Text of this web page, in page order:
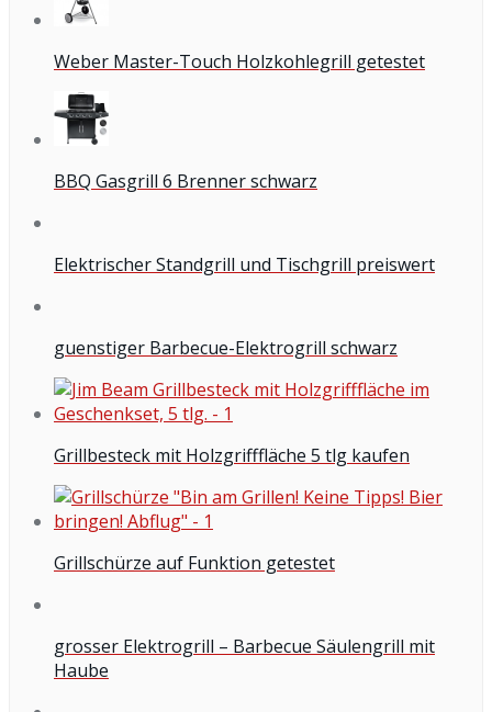
Weber Master-Touch Holzkohlegrill getestet
BBQ Gasgrill 6 Brenner schwarz
Elektrischer Standgrill und Tischgrill preiswert
guenstiger Barbecue-Elektrogrill schwarz
Grillbesteck mit Holzgrifffläche 5 tlg kaufen
Grillschürze auf Funktion getestet
grosser Elektrogrill – Barbecue Säulengrill mit
Haube